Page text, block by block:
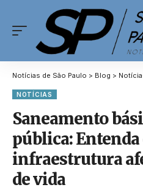
Notícias de São Paulo > Blog >
NOTÍCIAS
Saneamento
pública: Entenda
infraestrutura
de vida